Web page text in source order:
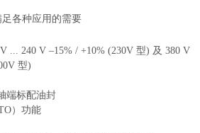
各种应用的需要
... 240 V –15% / +10% (230V 型) 及 380 V
型)
端标配油封
）功能